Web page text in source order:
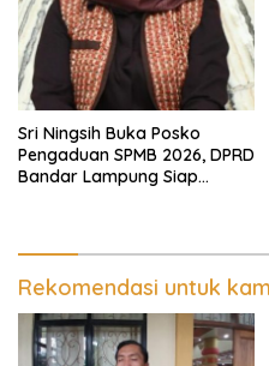
Sri Ningsih Buka Posko
Pengaduan SPMB 2026, DPRD
Bandar Lampung Siap
Rekomendasi untuk